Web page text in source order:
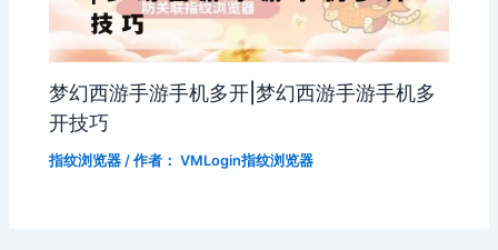
梦幻西游手游手机多开|梦幻西游手游手机多
开技巧
指纹浏览器 / 作者： VMLogin指纹浏览器